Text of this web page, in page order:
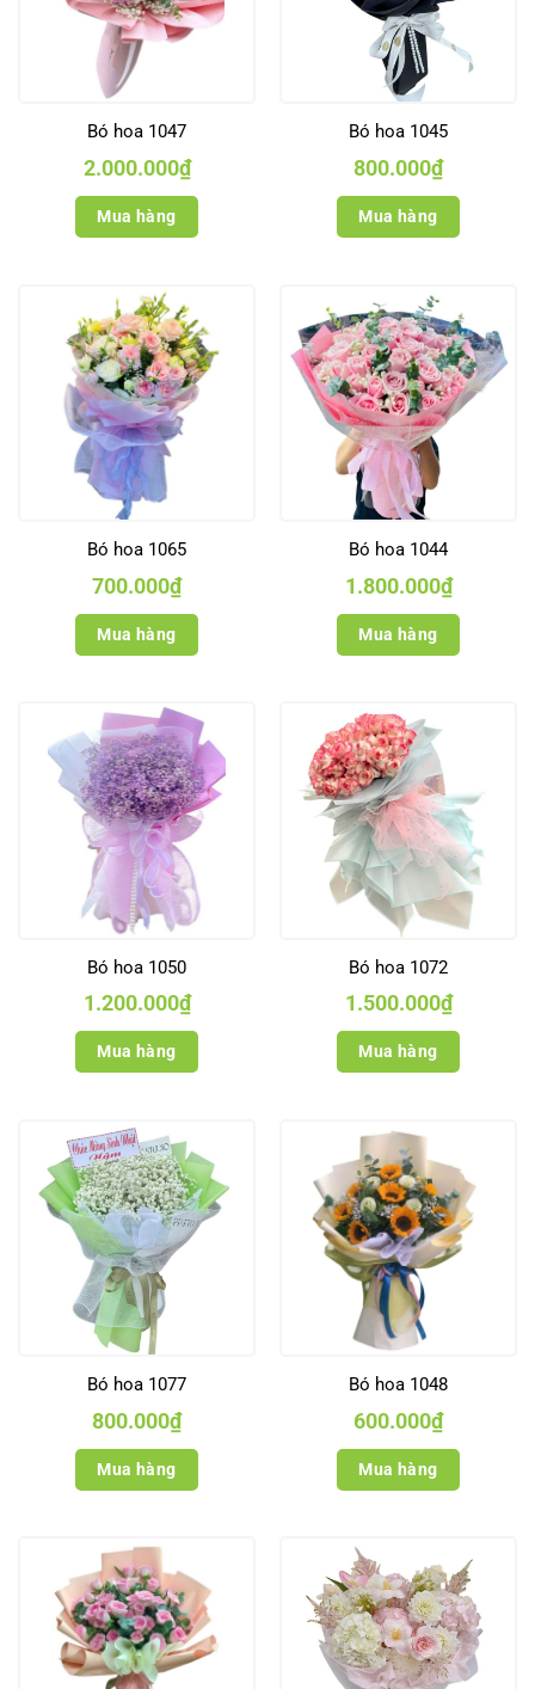
Bó hoa 1047
2.000.000₫
Mua hàng
Bó hoa 1045
800.000₫
Mua hàng
Bó hoa 1065
700.000₫
Mua hàng
Bó hoa 1044
1.800.000₫
Mua hàng
Bó hoa 1050
1.200.000₫
Mua hàng
Bó hoa 1072
1.500.000₫
Mua hàng
Bó hoa 1077
800.000₫
Mua hàng
Bó hoa 1048
600.000₫
Mua hàng